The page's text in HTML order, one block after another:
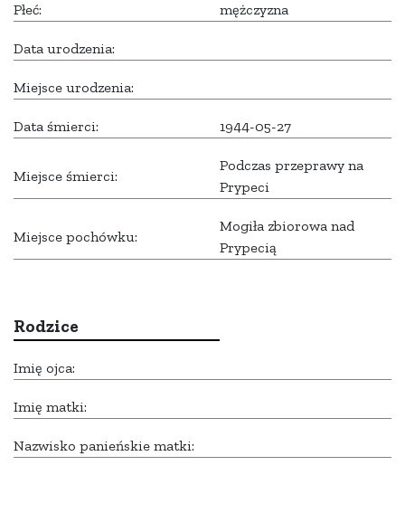
Płeć: mężczyzna
Data urodzenia:
Miejsce urodzenia:
Data śmierci: 1944-05-27
Miejsce śmierci:
Podczas przeprawy na
Prypeci
Miejsce pochówku:
Mogiła zbiorowa nad
Prypecią
Rodzice
Imię ojca:
Imię matki:
Nazwisko panieńskie matki: